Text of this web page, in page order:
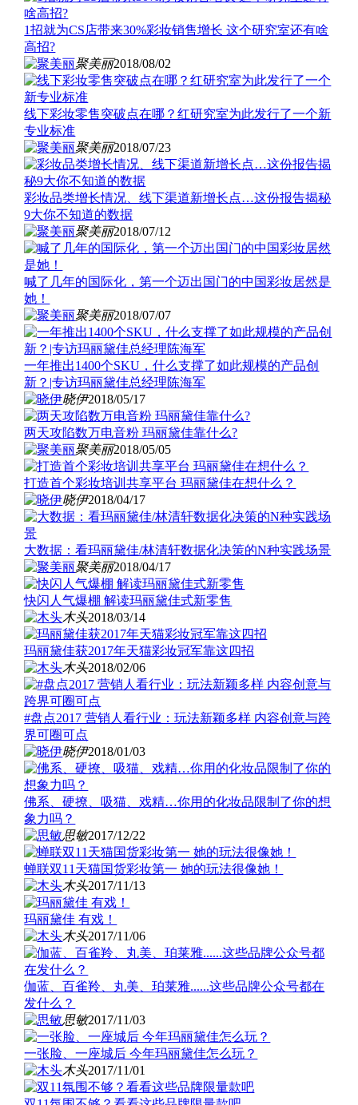
1招就为CS店带来30%彩妆销售增长 这个研究室还有啥
高招?
聚美丽2018/08/02
线下彩妆零售突破点在哪？红研究室为此发行了一个新
专业标准
聚美丽2018/07/23
彩妆品类增长情况、线下渠道新增长点…这份报告揭秘
9大你不知道的数据
聚美丽2018/07/12
喊了几年的国际化，第一个迈出国门的中国彩妆居然是
她！
聚美丽2018/07/07
一年推出1400个SKU，什么支撑了如此规模的产品创
新？|专访玛丽黛佳总经理陈海军
晓伊2018/05/17
两天攻陷数万电音粉 玛丽黛佳靠什么?
聚美丽2018/05/05
打造首个彩妆培训共享平台 玛丽黛佳在想什么？
晓伊2018/04/17
大数据：看玛丽黛佳/林清轩数据化决策的N种实践场景
聚美丽2018/04/17
快闪人气爆棚 解读玛丽黛佳式新零售
木头2018/03/14
玛丽黛佳获2017年天猫彩妆冠军靠这四招
木头2018/02/06
#盘点2017 营销人看行业：玩法新颖多样 内容创意与跨
界可圈可点
晓伊2018/01/03
佛系、硬撩、吸猫、戏精…你用的化妆品限制了你的想
象力吗？
思敏2017/12/22
蝉联双11天猫国货彩妆第一 她的玩法很像她！
木头2017/11/13
玛丽黛佳 有戏！
木头2017/11/06
伽蓝、百雀羚、丸美、珀莱雅......这些品牌公众号都在
发什么？
思敏2017/11/03
一张脸、一座城后 今年玛丽黛佳怎么玩？
木头2017/11/01